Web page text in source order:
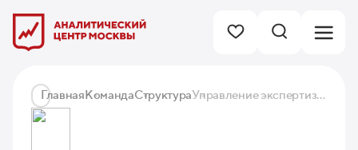
ГлавнаяКомандаСтруктура Управление экспертизы цен в области ИТ и НИОКР